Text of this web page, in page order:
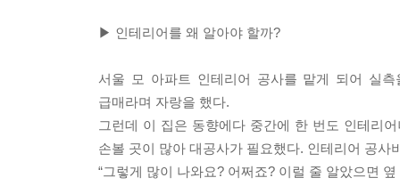
▶ 인테리어를 왜 알아야 할까?
서울 모 아파트 인테리어 공사를 맡게 되어 실
급매라며 자랑을 했다.
그런데 이 집은 동향에다 중간에 한 번도 인테리
손볼 곳이 많아 대공사가 필요했다. 인테리어 공
“그렇게 많이 나와요? 어쩌죠? 이럴 줄 알았으면